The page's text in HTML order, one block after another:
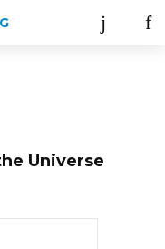
Universe